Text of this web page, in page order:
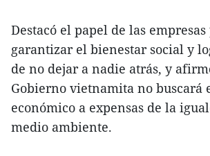
Destacó el papel de las
garantizar el bienestar social y
de no dejar a nadie atrás, y
Gobierno vietnamita no buscará
económico a expensas de la
medio ambiente.